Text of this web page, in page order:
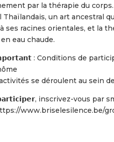
par la thérapie du
un art ancestral
ses racines orientales, et la
eau chaude.
: Conditions de
se déroulent au sein
inscrivez-vous par
www.briselesilence.be/